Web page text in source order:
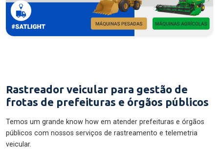
Rastreador veicular para gestão de
frotas de prefeituras e órgãos públicos
Temos um grande know how em atender prefeituras e órgãos
públicos com nossos serviços de rastreamento e telemetria
veicular.